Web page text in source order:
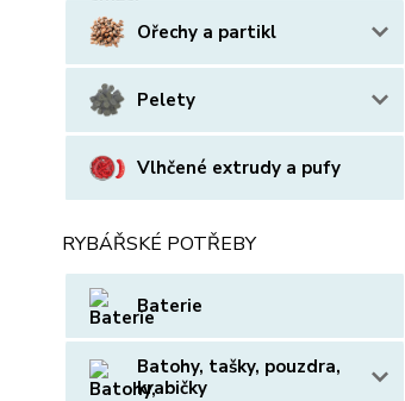
Ořechy a partikl
Pelety
Vlhčené extrudy a pufy
RYBÁŘSKÉ POTŘEBY
Baterie
Batohy, tašky, pouzdra,
krabičky